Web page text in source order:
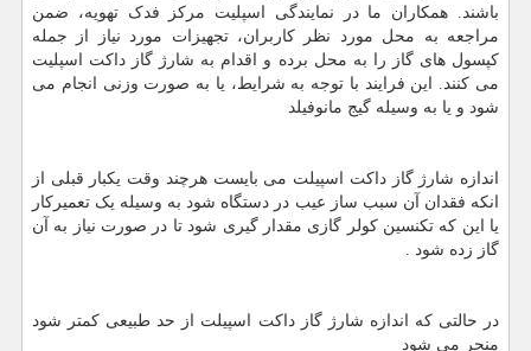
باشند. همکاران ما در نمایندگی اسپلیت مرکز فدک تهویه، ضمن
مراجعه به محل مورد نظر کاربران، تجهیزات مورد نیاز از جمله
کپسول های گاز را به محل برده و اقدام به شارژ گاز داکت اسپلیت
می کنند. این فرایند با توجه به شرایط، یا به صورت وزنی انجام می
شود و یا به وسیله گیج مانوفیلد
اندازه شارژ گاز داکت اسپیلت می بایست هرچند وقت یکبار قبلی از
انکه فقدان آن سبب ساز عیب در دستگاه شود به وسیله یک تعمیرکار
یا این که تکنسین کولر گازی مقدار گیری شود تا در صورت نیاز به آن
گاز زده شود .
در حالتی‌ که اندازه شارژ گاز داکت اسپیلت از حد طبیعی کمتر شود
منجر می شود